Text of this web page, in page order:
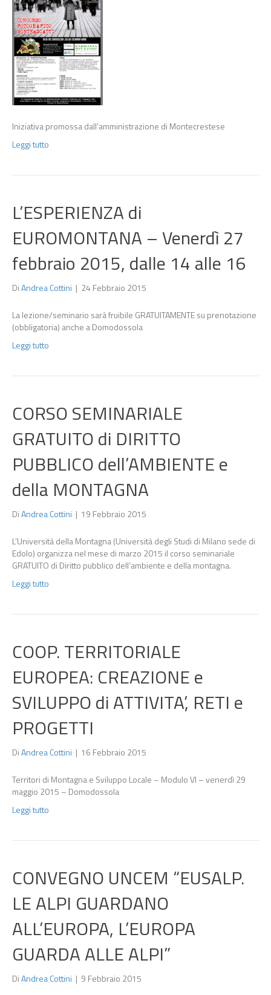
Iniziativa promossa dall’amministrazione di Montecrestese
Leggi tutto
L’ESPERIENZA di
EUROMONTANA – Venerdì 27
febbraio 2015, dalle 14 alle 16
DiAndrea Cottini | 24 Febbraio 2015
La lezione/seminario sarà fruibile GRATUITAMENTE su prenotazione
(obbligatoria) anche a Domodossola
Leggi tutto
CORSO SEMINARIALE
GRATUITO di DIRITTO
PUBBLICO dell’AMBIENTE e
della MONTAGNA
DiAndrea Cottini | 19 Febbraio 2015
L’Università della Montagna (Università degli Studi di Milano sede di
Edolo) organizza nel mese di marzo 2015 il corso seminariale
GRATUITO di Diritto pubblico dell’ambiente e della montagna.
Leggi tutto
COOP. TERRITORIALE
EUROPEA: CREAZIONE e
SVILUPPO di ATTIVITA’, RETI e
PROGETTI
DiAndrea Cottini | 16 Febbraio 2015
Territori di Montagna e Sviluppo Locale – Modulo VI – venerdì 29
maggio 2015 – Domodossola
Leggi tutto
CONVEGNO UNCEM “EUSALP.
LE ALPI GUARDANO
ALL’EUROPA, L’EUROPA
GUARDA ALLE ALPI”
DiAndrea Cottini | 9 Febbraio 2015